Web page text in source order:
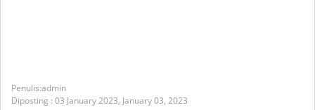
admin
Diposting : 03 January 2023, January 03, 2023